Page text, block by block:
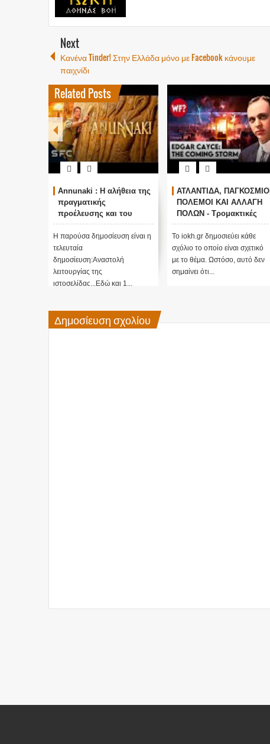
Next
Κανένα Tinder! Στην Ελλάδα μόνο με Facebook κάνουμε
παιχνίδι
Related Posts
Annunaki : Η αλήθεια της
πραγματικής
προέλευσης και του
σκοπού τους και
αναστολή λειτουργίας
μας ....
Η παρούσα δημοσίευση είναι η
τελευταία
δημοσίευση:Αναστολή
λειτουργίας της
ιστοσελίδας...Εδώ και 1...
ΑΤΛΑΝΤΙΔΑ, ΠΑΓΚΟΣΜΙΟΙ
ΠΟΛΕΜΟΙ ΚΑΙ ΑΛΛΑΓΗ
ΠΟΛΩΝ - Τρομακτικές
προβλέψεις του Edgar
Cayce (Video)
Το iokh.gr δημοσιεύει κάθε
σχόλιο το οποίο είναι σχετικό
με το θέμα. Ωστόσο, αυτό δεν
σημαίνει ότι...
Δημοσίευση σχολίου